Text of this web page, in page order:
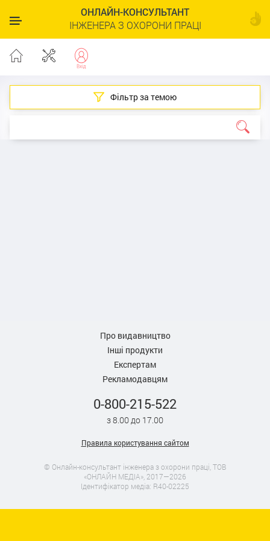
ОНЛАЙН-КОНСУЛЬТАНТ
ІНЖЕНЕРА З ОХОРОНИ ПРАЦІ
Фільтр за темою
Про видавництво
Інші продукти
Експертам
Рекламодавцям
0-800-215-522
з 8.00 до 17.00
Правила користування сайтом
© Онлайн-консультант інженера з охорони праці, ТОВ
«ОНЛАЙН МЕДІА», 2017—2026
Ідентифікатор медіа: R40-02225